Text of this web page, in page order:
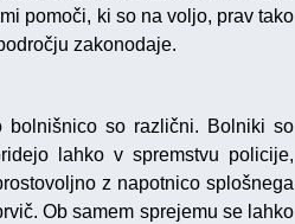
pomoči, ki so na voljo, prav tako
zakonodaje.
bolnišnico so različni. Bolniki so
lahko v spremstvu policije,
z napotnico splošnega
Ob samem sprejemu se lahko